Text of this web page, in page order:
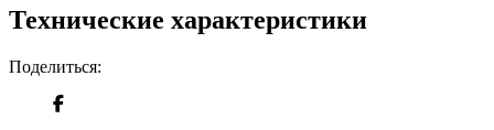
Технические характеристики
Поделиться: